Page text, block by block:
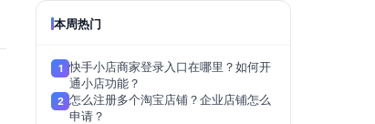
本周热门
1 快手小店商家登录入口在哪里？如何开
通小店功能？
2 怎么注册多个淘宝店铺？企业店铺怎么
申请？